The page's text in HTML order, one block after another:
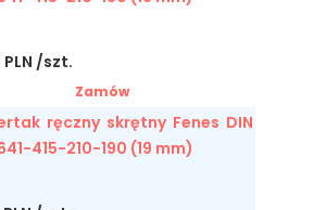
PLN /szt.
Zamów
ręczny skrętny Fenes DIN
415-210-190 (19 mm)